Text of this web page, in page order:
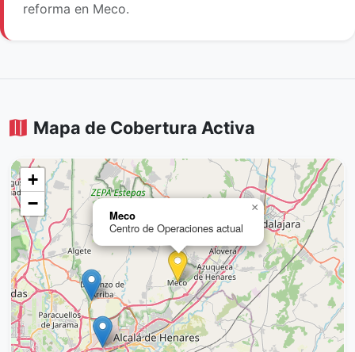
reforma en Meco.
Mapa de Cobertura Activa
Meco
Centro de Operaciones actual
×
+
−